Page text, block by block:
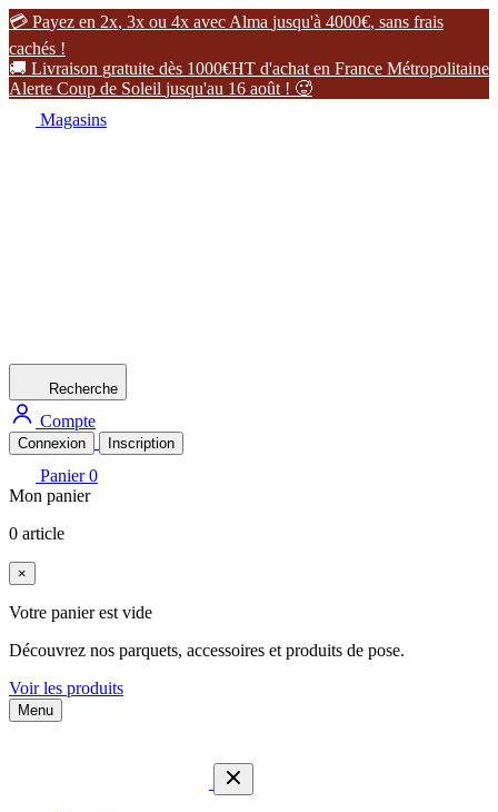
 Payez en 2x, 3x ou 4x avec Alma jusqu'à 4000€, sans frais
cachés !
 Livraison gratuite dès 1000€HT d'achat en France Métropolitaine
Alerte Coup de Soleil jusqu'au 16 août ! 
Magasins
Recherche
Compte
Connexion Inscription
Panier 0
Mon panier
0 article
×
Votre panier est vide
Découvrez nos parquets, accessoires et produits de pose.
Voir les produits
Menu